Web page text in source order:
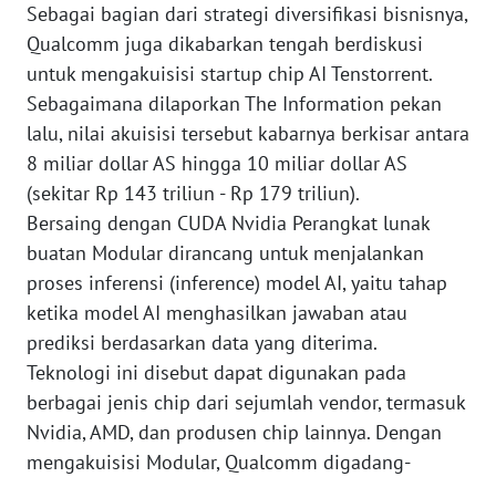
Sebagai bagian dari strategi diversifikasi bisnisnya,
Qualcomm juga dikabarkan tengah berdiskusi
untuk mengakuisisi startup chip AI Tenstorrent.
Sebagaimana dilaporkan The Information pekan
lalu, nilai akuisisi tersebut kabarnya berkisar antara
8 miliar dollar AS hingga 10 miliar dollar AS
(sekitar Rp 143 triliun - Rp 179 triliun).
Bersaing dengan CUDA Nvidia Perangkat lunak
buatan Modular dirancang untuk menjalankan
proses inferensi (inference) model AI, yaitu tahap
ketika model AI menghasilkan jawaban atau
prediksi berdasarkan data yang diterima.
Teknologi ini disebut dapat digunakan pada
berbagai jenis chip dari sejumlah vendor, termasuk
Nvidia, AMD, dan produsen chip lainnya. Dengan
mengakuisisi Modular, Qualcomm digadang-
WN
SULTRA
WN
NTB
WN
SULTENG
SULBAR
WN
BABEL
WN
SUMBAR